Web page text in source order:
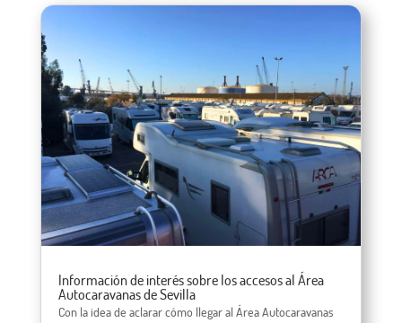
Información de interés sobre los accesos al Área
Autocaravanas de Sevilla
Con la idea de aclarar cómo llegar al Área Autocaravanas